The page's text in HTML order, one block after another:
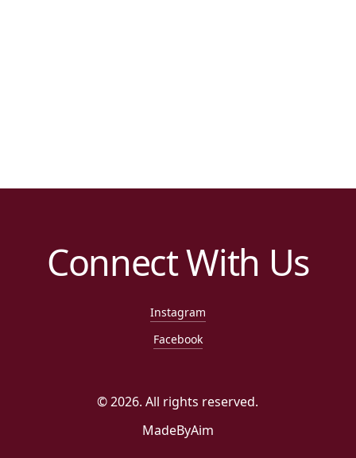
Connect With Us
Instagram
Facebook
©2026. All rights reserved.
MadeByAim